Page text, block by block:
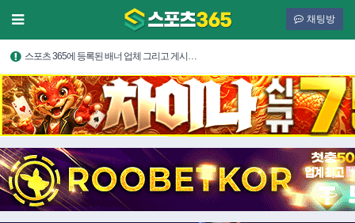
채팅방
스포츠 365에 등록된 배너 업체 그리고 게시…